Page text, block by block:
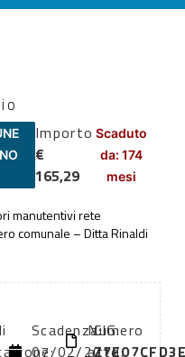
Importo
€
165,29
Scaduto
da: 174
mesi
manutentivi rete
comunale – Ditta Rinaldi
Scadenza:
07/02/2012
Numero
atto:
CIG: